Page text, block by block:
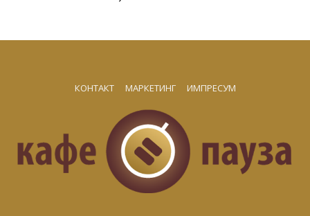
КОНТАКТ МАРКЕТИНГ ИМПРЕСУМ